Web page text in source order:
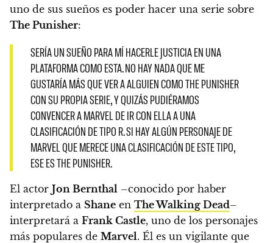
uno de sus sueños es poder hacer una serie sobre
The Punisher:
SERÍA UN SUEÑO PARA MÍ HACERLE JUSTICIA EN UNA
PLATAFORMA COMO ESTA. NO HAY NADA QUE ME
GUSTARÍA MÁS QUE VER A ALGUIEN COMO THE PUNISHER
CON SU PROPIA SERIE, Y QUIZÁS PUDIÉRAMOS
CONVENCER A MARVEL DE IR CON ELLA A UNA
CLASIFICACIÓN DE TIPO R. SI HAY ALGÚN PERSONAJE DE
MARVEL QUE MERECE UNA CLASIFICACIÓN DE ESTE TIPO,
ESE ES THE PUNISHER.
El actor Jon Bernthal –conocido por haber
interpretado a Shane en The Walking Dead–
interpretará a Frank Castle, uno de los personajes
más populares de Marvel. Él es un vigilante que